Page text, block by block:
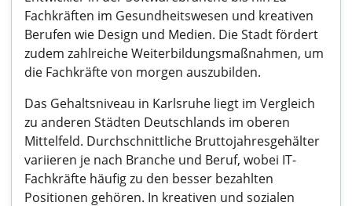
Fachkräften im Gesundheitswesen und kreativen
Berufen wie Design und Medien. Die Stadt fördert
zudem zahlreiche Weiterbildungsmaßnahmen, um
die Fachkräfte von morgen auszubilden.
Das Gehaltsniveau in Karlsruhe liegt im Vergleich
zu anderen Städten Deutschlands im oberen
Mittelfeld. Durchschnittliche Bruttojahresgehälter
variieren je nach Branche und Beruf, wobei IT-
Fachkräfte häufig zu den besser bezahlten
Positionen gehören. In kreativen und sozialen